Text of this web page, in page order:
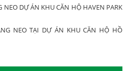
NEO DỰ ÁN KHU CĂN HỘ HAVEN PARK
NEO TẠI DỰ ÁN KHU CĂN HỘ HỒ